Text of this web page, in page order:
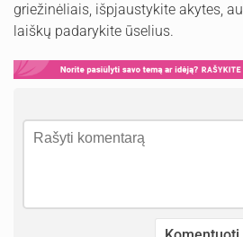
griežinėliais, išpjaustykite akytes,
laiškų padarykite ūselius.